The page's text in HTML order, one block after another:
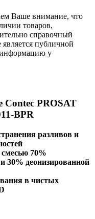
Ваше внимание, что
товаров,
справочный
публичной
информацию у
PROSAT
BPR
разливов и
70%
30% деонизированной
в чистых